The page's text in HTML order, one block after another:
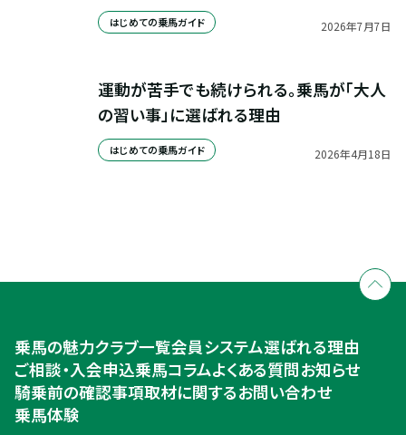
はじめての乗馬ガイド 2026年7月7日
運動が苦手でも続けられる。乗馬が「大人
の習い事」に選ばれる理由
はじめての乗馬ガイド 2026年4月18日
入会のご相談・申込
ご相談・入会申込
乗馬の魅力クラブ一覧会員システム選ばれる理由
ご相談・入会申込乗馬コラムよくある質問お知らせ
騎乗前の確認事項取材に関するお問い合わせ
乗馬体験